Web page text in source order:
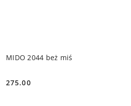
MIDO 2044 beż miś
Cena:
275.00